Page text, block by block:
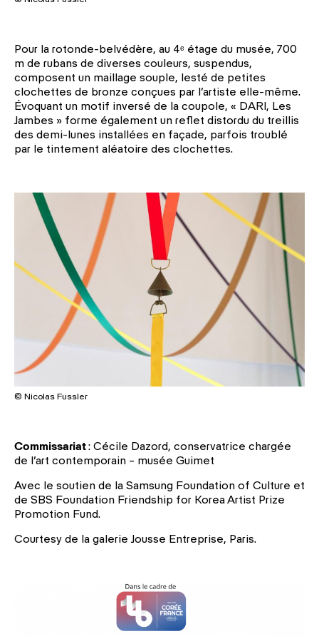
Pour la rotonde-belvédère, au 4ᵉ étage du musée, 700
m de rubans de diverses couleurs, suspendus,
composent un maillage souple, lesté de petites
clochettes de bronze conçues par l’artiste elle-même.
Évoquant un motif inversé de la coupole, « DARI, Les
Jambes » forme également un reflet distordu du treillis
des demi-lunes installées en façade, parfois troublé
par le tintement aléatoire des clochettes.
© Nicolas Fussler
Commissariat : Cécile Dazord, conservatrice chargée
de l’art contemporain – musée Guimet
Avec le soutien de la Samsung Foundation of Culture et
de SBS Foundation Friendship for Korea Artist Prize
Promotion Fund.
Courtesy de la galerie Jousse Entreprise, Paris.